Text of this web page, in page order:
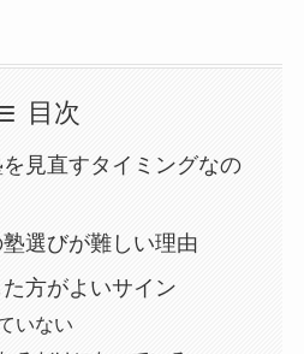
目次
見直すタイミングなの
選びが難しい理由
方がよいサイン
いない